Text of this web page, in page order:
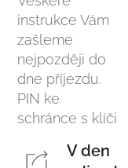
instrukce Vám
zašleme
nejpozději do
dne příjezdu.
PIN ke
schránce s klíči
V den